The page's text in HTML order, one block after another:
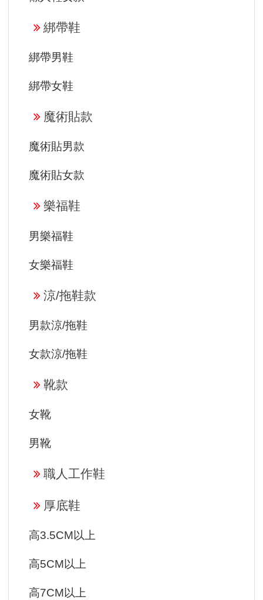
綁帶鞋
綁帶男鞋
綁帶女鞋
魔術貼款
魔術貼男款
魔術貼女款
樂福鞋
男樂福鞋
女樂福鞋
涼/拖鞋款
男款涼/拖鞋
女款涼/拖鞋
靴款
女靴
男靴
職人工作鞋
厚底鞋
高3.5CM以上
高5CM以上
高7CM以上